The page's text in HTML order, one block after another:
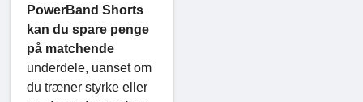
PowerBand Shorts
kan du spare penge
på matchende
underdele, uanset om
du træner styrke eller